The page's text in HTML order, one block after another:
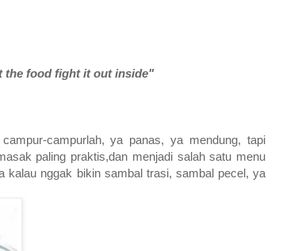
the food fight it out inside"
campurlah, ya panas, ya mendung, tapi
paling praktis,dan menjadi salah satu menu
kalau nggak bikin sambal trasi, sambal pecel, ya